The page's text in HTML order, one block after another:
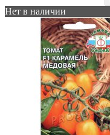
Нет в наличии